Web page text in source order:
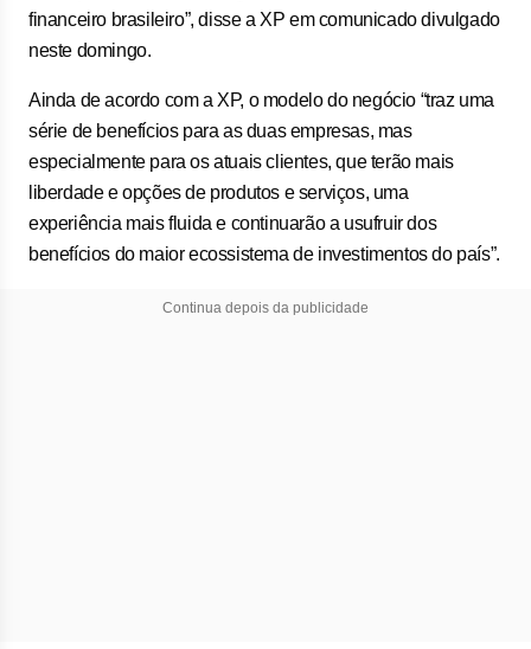
financeiro brasileiro”, disse a XP em comunicado divulgado
neste domingo.
Ainda de acordo com a XP, o modelo do negócio “traz uma
série de benefícios para as duas empresas, mas
especialmente para os atuais clientes, que terão mais
liberdade e opções de produtos e serviços, uma
experiência mais fluida e continuarão a usufruir dos
benefícios do maior ecossistema de investimentos do país”.
Continua depois da publicidade